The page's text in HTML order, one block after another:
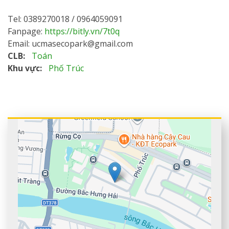
Tel: 0389270018 / 0964059091
Fanpage: https://bitly.vn/7t0q
Email: ucmasecopark@gmail.com
CLB
Toán
Khu vực
Phố Trúc
+
−